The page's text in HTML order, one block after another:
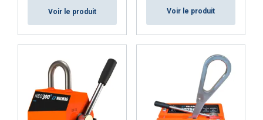
Voir le produit Voir le produit
FRENCH